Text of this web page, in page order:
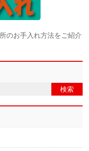
のお手入れ方法をご紹介